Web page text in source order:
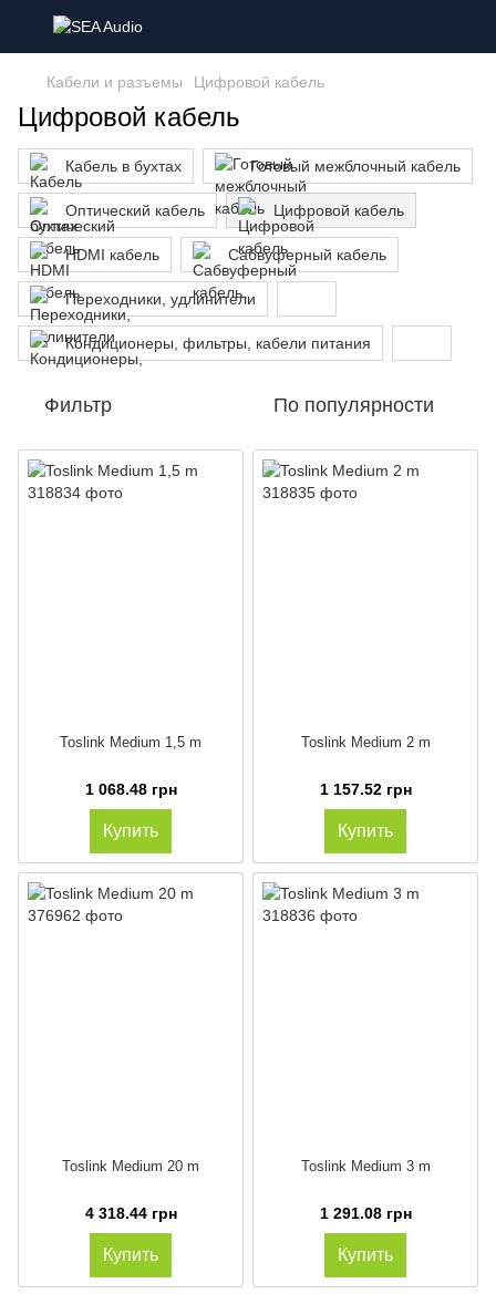
Кабели и разъемы Цифровой кабель
Цифровой кабель
Кабель в бухтах Готовый межблочный кабель
Оптический кабель Цифровой кабель
HDMI кабель Сабвуферный кабель
Переходники, удлинители
Кондиционеры, фильтры, кабели питания
Фильтр По популярности
Toslink Medium 1,5 m
1 068.48 грн
Купить
Toslink Medium 2 m
1 157.52 грн
Купить
Toslink Medium 20 m
4 318.44 грн
Купить
Toslink Medium 3 m
1 291.08 грн
Купить